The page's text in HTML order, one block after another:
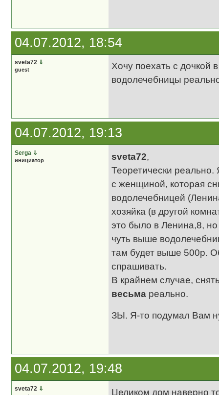
04.07.2012, 18:54
sveta72 ⇓
guest
Хочу поехать с дочкой
водолечебницы
04.07.2012, 19:13
Serga ⇓
инициатор sveta72,
Теоретически
с женщиной, которая
водолечебницей
хозяйка (в другой
это было в Ленина,8,
чуть выше
там будет выше 500р.
спрашивать.
В крайнем случае,
весьма реально.
ЗЫ. Я-то подумал Вам
04.07.2012, 19:48
sveta72 ⇓ Целиком дом наверно